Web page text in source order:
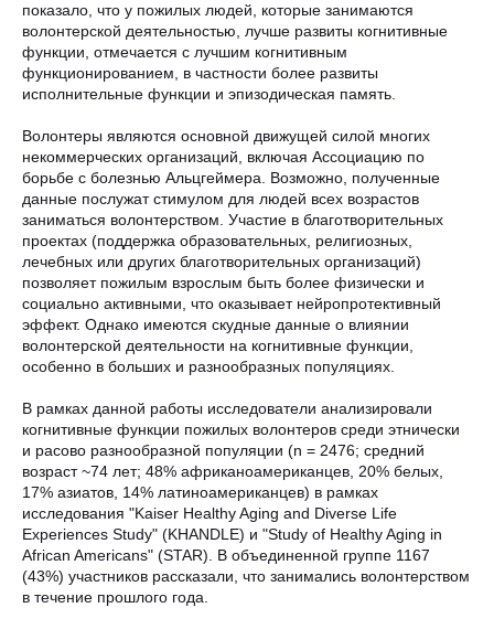
показало, что у пожилых людей, которые занимаются
волонтерской деятельностью, лучше развиты когнитивные
функции, отмечается с лучшим когнитивным
функционированием, в частности более развиты
исполнительные функции и эпизодическая память.
Волонтеры являются основной движущей силой многих
некоммерческих организаций, включая Ассоциацию по
борьбе с болезнью Альцгеймера. Возможно, полученные
данные послужат стимулом для людей всех возрастов
заниматься волонтерством. Участие в благотворительных
проектах (поддержка образовательных, религиозных,
лечебных или других благотворительных организаций)
позволяет пожилым взрослым быть более физически и
социально активными, что оказывает нейропротективный
эффект. Однако имеются скудные данные о влиянии
волонтерской деятельности на когнитивные функции,
особенно в больших и разнообразных популяциях.
В рамках данной работы исследователи анализировали
когнитивные функции пожилых волонтеров среди этнически
и расово разнообразной популяции (n = 2476; средний
возраст ~74 лет; 48% африканоамериканцев, 20% белых,
17% азиатов, 14% латиноамериканцев) в рамках
исследования "Kaiser Healthy Aging and Diverse Life
Experiences Study" (KHANDLE) и "Study of Healthy Aging in
African Americans" (STAR). В объединенной группе 1167
(43%) участников рассказали, что занимались волонтерством
в течение прошлого года.